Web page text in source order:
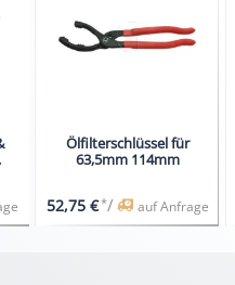
Ölfilterschlüssel für
63,5mm 114mm
52,75 €*/ auf Anfrage